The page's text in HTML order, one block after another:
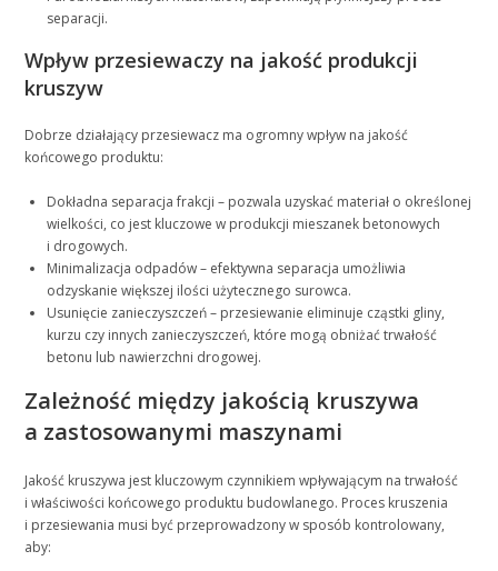
separacji.
Wpływ przesiewaczy na jakość produkcji
kruszyw
Dobrze działający przesiewacz ma ogromny wpływ na jakość
końcowego produktu:
Dokładna separacja frakcji – pozwala uzyskać materiał o określonej
wielkości, co jest kluczowe w produkcji mieszanek betonowych
i drogowych.
Minimalizacja odpadów – efektywna separacja umożliwia
odzyskanie większej ilości użytecznego surowca.
Usunięcie zanieczyszczeń – przesiewanie eliminuje cząstki gliny,
kurzu czy innych zanieczyszczeń, które mogą obniżać trwałość
betonu lub nawierzchni drogowej.
Zależność między jakością kruszywa
a zastosowanymi maszynami
Jakość kruszywa jest kluczowym czynnikiem wpływającym na trwałość
i właściwości końcowego produktu budowlanego. Proces kruszenia
i przesiewania musi być przeprowadzony w sposób kontrolowany,
aby: